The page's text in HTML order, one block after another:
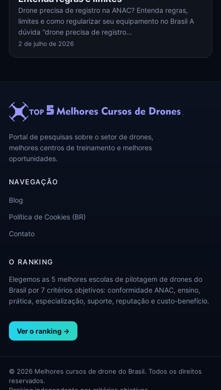
Drone precisa de registro na ANAC? Entenda regras,
limites e como regularizar seu equipamento no Brasil A
dúvida “drone precisa de registro…
2 de julho de 2026
Portal de pesquisas sobre o setor de drones,
melhores centros de treinamento e melhores
oportunidades.
NAVEGAÇÃO
Blog
Política de Cookies (BR)
Contato
O RANKING
Elegemos as 5 melhores escolas de pilotagem de drones do
Brasil por 7 critérios objetivos: conformidade ANAC, ensino,
prática, especialização, suporte, reputação e custo-benefício.
Ver o ranking →
© 2026 Melhores cursos de drone do Brasil. Todos os direitos
reservados.